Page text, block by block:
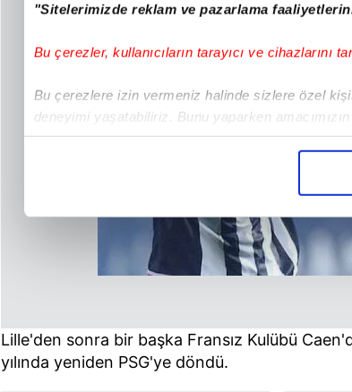
"Sitelerimizde reklam ve pazarlama
Bu çerezler, kullanıcıların tarayıcı ve cihazlarını
Bu çerezlere izin vermeniz halinde sizlere özel
deneyimi yaşatabiliriz. Bunu yaparken
içerikleri sunabilmek adına elimizden gelen
Sizlere daha iyi bir hizmet sunabilmek için
çerezler vasıtasıyla çeşitli kişisel verileriniz
Çerezlere ilişkin tercihlerinizi aşağıda yer alan
butonuna tıklayabilir, Çerez Bilgilendirme
Lille'den sonra bir başka Fransız Kulübü
yılında yeniden PSG'ye döndü.